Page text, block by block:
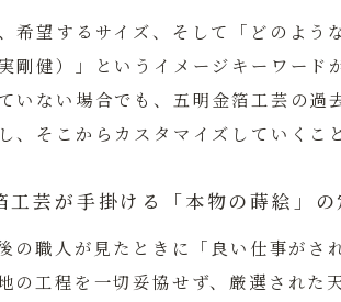
希望するサイズ、そして「どのよう
剛健）」というイメージキーワード
いない場合でも、 五明金箔工芸 の過
、そこからカスタマイズしていくこ
工芸が手掛ける「本物の蒔絵」の
の職人が見たときに「良い仕事がさ
の工程を一切妥協せず、厳選された